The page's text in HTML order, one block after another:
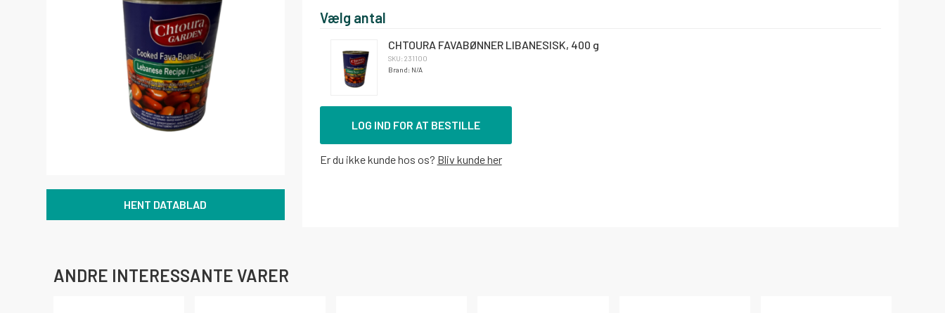
HENT DATABLAD
Vælg antal
CHTOURA FAVABØNNER LIBANESISK, 400 g
SKU: 231100
Brand: N/A
LOG IND FOR AT BESTILLE
Er du ikke kunde hos os? Bliv kunde her
ANDRE INTERESSANTE VARER